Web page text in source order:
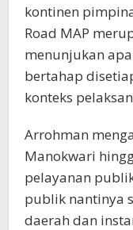
kontinen
Road MAP
menunjukan
bertahap
konteks
Arrohman
Manokwari
pelayanan
publik nantinya
daerah dan